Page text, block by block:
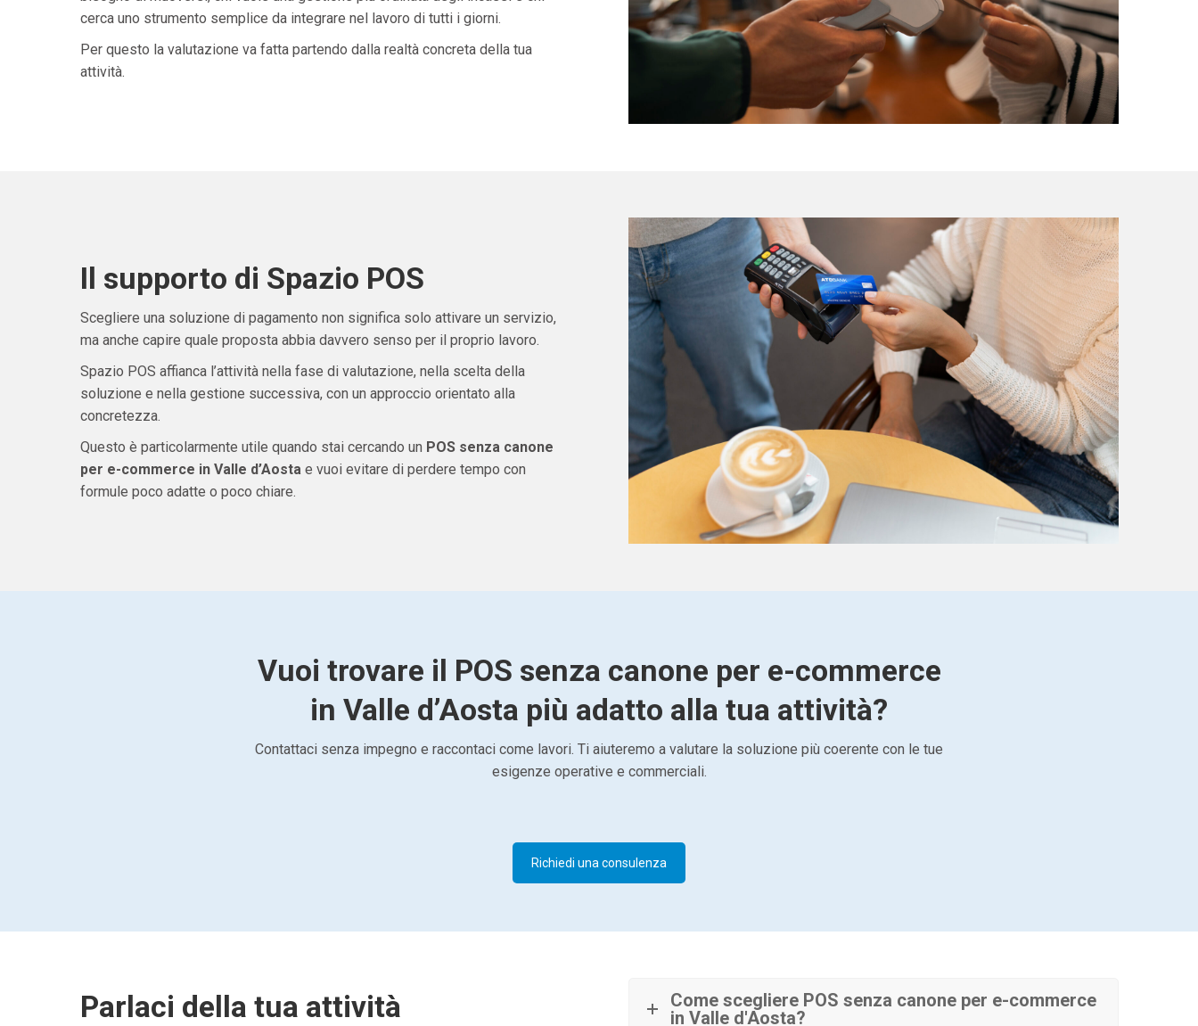
cerca uno strumento semplice da integrare nel lavoro di tutti i giorni.
Per questo la valutazione va fatta partendo dalla realtà concreta della tua
attività.
Il supporto di Spazio POS
Scegliere una soluzione di pagamento non significa solo attivare un servizio,
ma anche capire quale proposta abbia davvero senso per il proprio lavoro.
Spazio POS affianca l’attività nella fase di valutazione, nella scelta della
soluzione e nella gestione successiva, con un approccio orientato alla
concretezza.
Questo è particolarmente utile quando stai cercando un POS senza canone
per e-commerce in Valle d’Aostae vuoi evitare di perdere tempo con
formule poco adatte o poco chiare.
Vuoi trovare il POS senza canone per e-commerce
in Valle d’Aosta più adatto alla tua attività?
Contattaci senza impegno e raccontaci come lavori. Ti aiuteremo a valutare la soluzione più coerente con le tue
esigenze operative e commerciali.
Richiedi una consulenza
Parlaci della tua attività
Come scegliere POS senza canone per e-commerce
in Valle d'Aosta?